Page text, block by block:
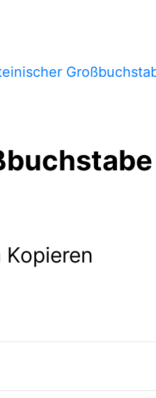
Großbuchstabe N mit